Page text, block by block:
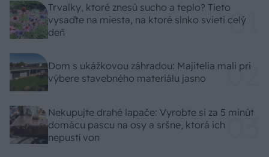
Trvalky, ktoré znesú sucho a teplo? Tieto
vysaďte na miesta, na ktoré slnko svieti celý
deň
Dom s ukážkovou záhradou: Majitelia mali pri
výbere stavebného materiálu jasno
Nekupujte drahé lapače: Vyrobte si za 5 minút
domácu pascu na osy a sršne, ktorá ich
nepustí von